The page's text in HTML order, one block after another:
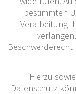
bestimmten
Verarbeitung
Hierzu
Datenschutz